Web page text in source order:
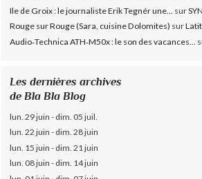
Ile de Groix : le journaliste Erik Tegnér une...
sur
Rouge sur Rouge (Sara, cuisine Dolomites) sur
Audio‑Technica ATH‑M50x : le son des vacances...
Les dernières archives
de Bla Bla Blog
lun. 29 juin - dim. 05 juil.
lun. 22 juin - dim. 28 juin
lun. 15 juin - dim. 21 juin
lun. 08 juin - dim. 14 juin